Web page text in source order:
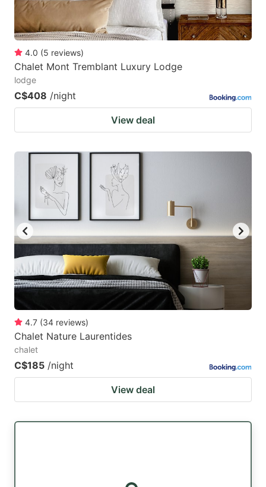
4.0 (5 reviews)
Chalet Mont Tremblant Luxury Lodge
lodge
C$408 /night
View deal
4.7 (34 reviews)
Chalet Nature Laurentides
chalet
C$185 /night
View deal